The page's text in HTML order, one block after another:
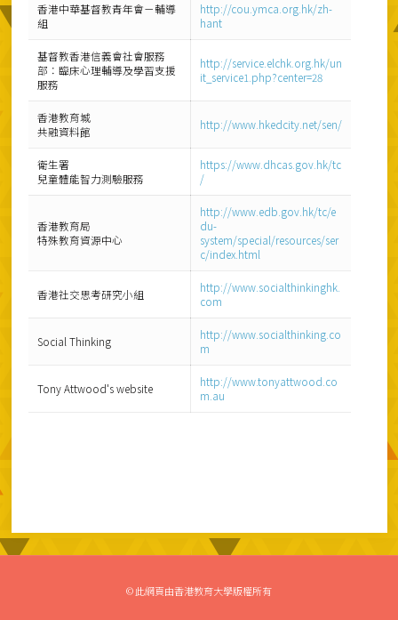
香港中華基督教青年會－輔導
組
http://cou.ymca.org.hk/zh-
hant
基督教香港信義會社會服務
部：臨床心理輔導及學習支援
服務
http://service.elchk.org.hk/un
it_service1.php?center=28
香港教育城
共融資料館
http://www.hkedcity.net/sen/
衛生署
兒童體能智力測驗服務
https://www.dhcas.gov.hk/tc
/
香港教育局
特殊教育資源中心
http://www.edb.gov.hk/tc/e
du-
system/special/resources/ser
c/index.html
香港社交思考研究小組
http://www.socialthinkinghk.
com
Social Thinking
http://www.socialthinking.co
m
Tony Attwood's website
http://www.tonyattwood.co
m.au
© 此網頁由香港教育大學版權所有